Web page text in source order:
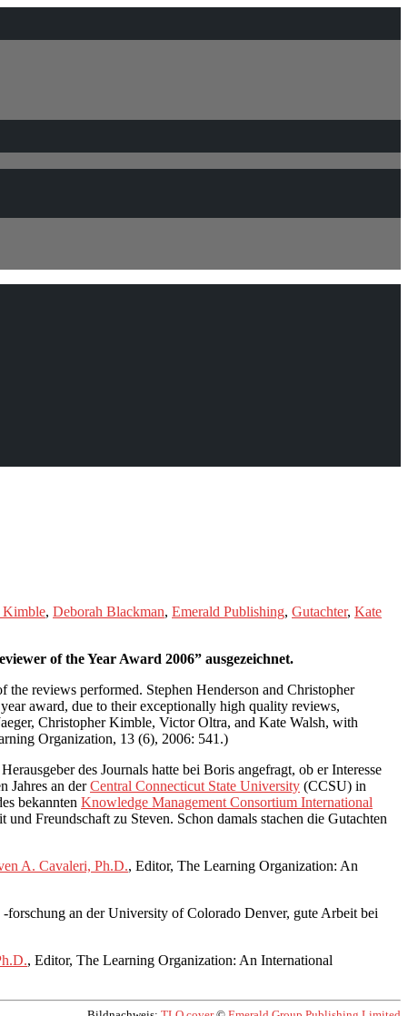
Kimble, Deborah Blackman, Emerald Publishing, Gutachter, Kate
of the Year Award 2006” ausgezeichnet.
reviews performed. Stephen Henderson and Christopher
award, due to their exceptionally high quality reviews,
Christopher Kimble, Victor Oltra, and Kate Walsh, with
Organization, 13 (6), 2006: 541.)
des Journals hatte bei Boris angefragt, ob er Interesse
Jahres an derCentral Connecticut State University (CCSU) in
bekannten Knowledge Management Consortium International
Freundschaft zu Steven. Schon damals stachen die Gutachten
A. Cavaleri, Ph.D., Editor, The Learning Organization: An
forschung an der University of Colorado Denver, gute Arbeit bei
, Editor, The Learning Organization: An International